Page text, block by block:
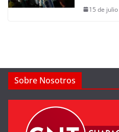
15 de
Sobre Nosotros